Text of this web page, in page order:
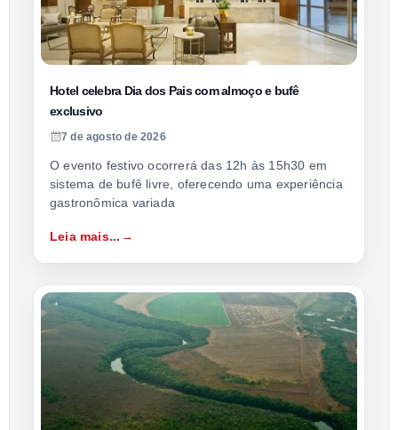
Hotel celebra Dia dos Pais com almoço e bufê
exclusivo
7 de agosto de 2026
O evento festivo ocorrerá das 12h às 15h30 em
sistema de bufê livre, oferecendo uma experiência
gastronômica variada
Leia mais...